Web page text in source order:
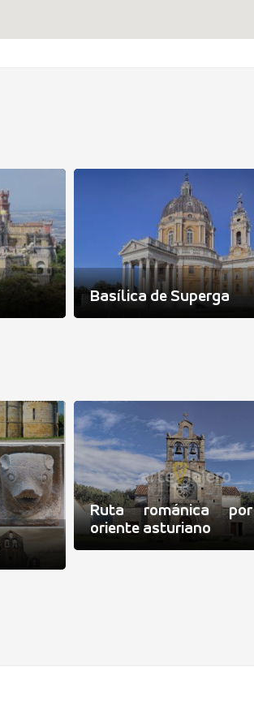
Basílica de Superga
Ruta románica
oriente asturiano